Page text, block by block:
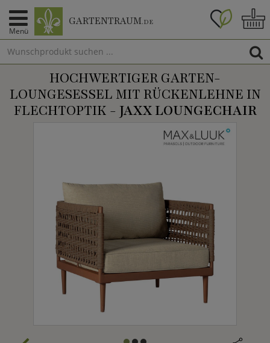
Menü
GARTENTRAUM.DE
HOCHWERTIGER GARTEN-
LOUNGESESSEL MIT RÜCKENLEHNE IN
FLECHTOPTIK - JAXX LOUNGECHAIR